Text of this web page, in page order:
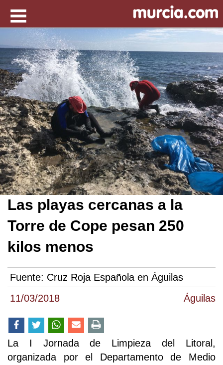
11/03/2018 Águilas
Las playas cercanas a la
Torre de Cope pesan 250
kilos menos
Fuente: Cruz Roja Española en Águilas
La I Jornada de Limpieza del Litoral,
organizada por el Departamento de Medio